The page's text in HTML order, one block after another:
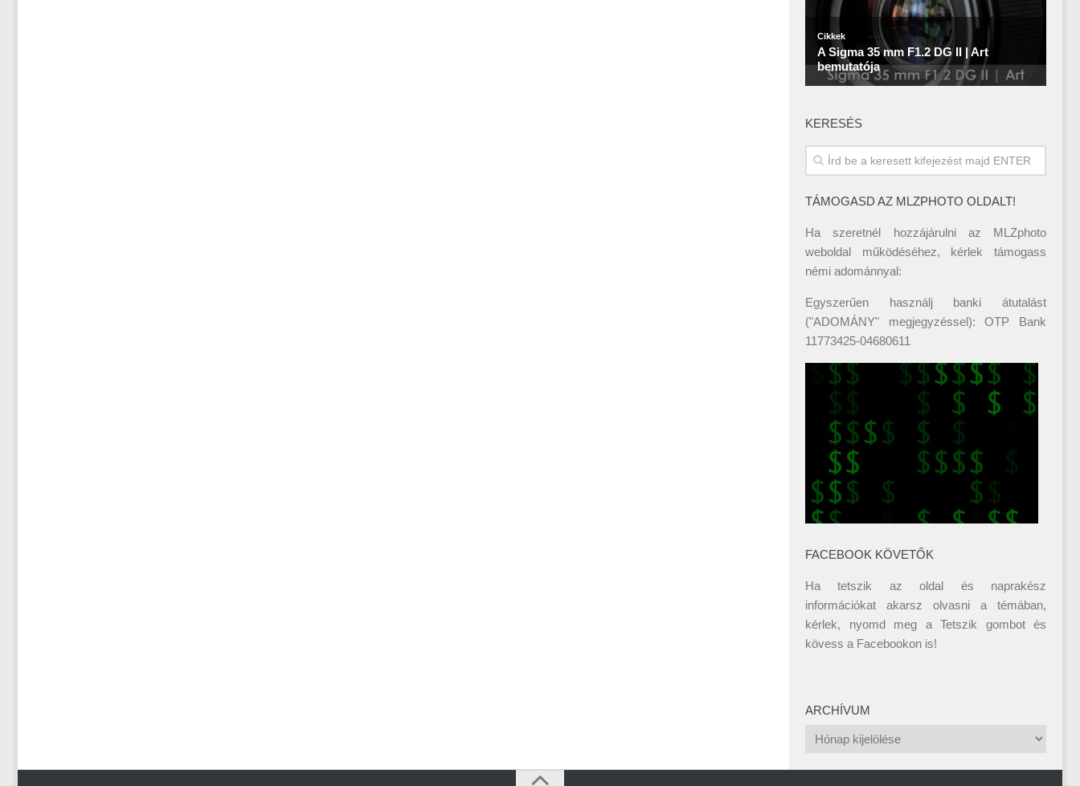
KERESÉS
TÁMOGASD AZ MLZPHOTO OLDALT!
Ha szeretnél hozzájárulni az MLZphoto
weboldal működéséhez, kérlek támogass
némi adománnyal:
Egyszerűen használj banki átutalást
("ADOMÁNY" megjegyzéssel): OTP Bank
11773425-04680611
FACEBOOK KÖVETŐK
Ha tetszik az oldal és naprakész
információkat akarsz olvasni a témában,
kérlek, nyomd meg a Tetszik gombot és
kövess a Facebookon is!
ARCHÍVUM
Archívum